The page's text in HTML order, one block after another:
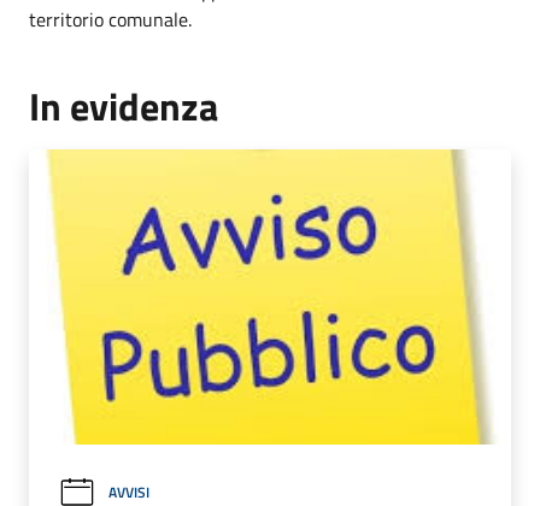
territorio comunale.
In evidenza
AVVISI